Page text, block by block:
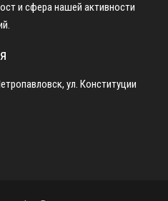
и сфера нашей активности
ул. Конституции